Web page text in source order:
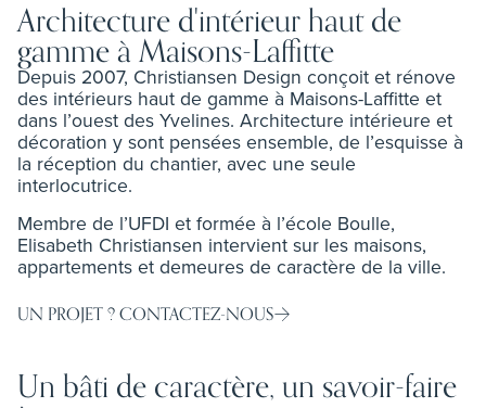
Architecture d'intérieur haut de
gamme à Maisons-Laffitte
Depuis 2007, Christiansen Design conçoit et rénove
des intérieurs haut de gamme à Maisons-Laffitte et
dans l’ouest des Yvelines. Architecture intérieure et
décoration y sont pensées ensemble, de l’esquisse à
la réception du chantier, avec une seule
interlocutrice.
Membre de l’UFDI et formée à l’école Boulle,
Elisabeth Christiansen intervient sur les maisons,
appartements et demeures de caractère de la ville.
UN PROJET ? CONTACTEZ-NOUS
Un bâti de caractère, un savoir-faire